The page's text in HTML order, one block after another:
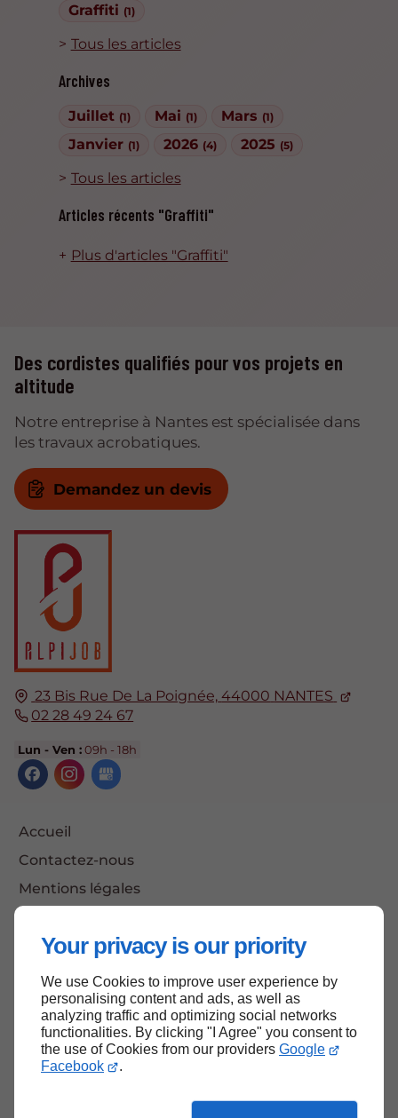
Your privacy is our priority
We use Cookies to improve user experience by
personalising content and ads, as well as
analyzing traffic and optimizing social networks
functionalities. By clicking "I Agree" you consent to
the use of Cookies from our providers Google
Facebook
.
Graffiti (1)
Tous les articles
Archives
Juillet (1) Mai (1) Mars (1)
Janvier (1) 2026 (4) 2025 (5)
Tous les articles
Articles récents "Graffiti"
Plus d'articles "Graffiti"
23 Bis Rue De La Poignée, 44000 NANTES
02 28 49 24 67
Lun - Ven :09h - 18h
Accueil
Contactez-nous
Mentions légales
Des cordistes qualifiés pour vos projets en
altitude
Notre entreprise à Nantes est spécialisée dans
les travaux acrobatiques.
Demandez un devis
Haut de page